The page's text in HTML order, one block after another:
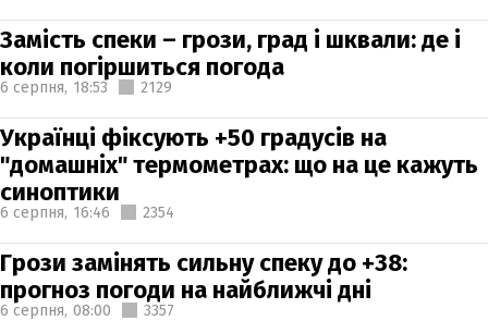
Замість спеки – грози, град і шквали: де і
коли погіршиться погода
6 серпня, 18:53 2129
Українці фіксують +50 градусів на
"домашніх" термометрах: що на це кажуть
синоптики
6 серпня, 16:46 2354
Грози замінять сильну спеку до +38:
прогноз погоди на найближчі дні
6 серпня, 08:00 3357